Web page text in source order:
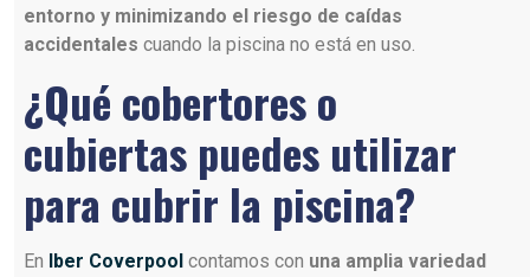
entorno y minimizando el riesgo de caídas
accidentales cuando la piscina no está en uso.
¿Qué cobertores o
cubiertas puedes utilizar
para cubrir la piscina?
En Iber Coverpool contamos con una amplia variedad